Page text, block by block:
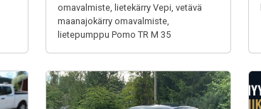
omavalmiste, lietekärry Vepi, vetävä
maanajokärry omavalmiste,
lietepumppu Pomo TR M 35